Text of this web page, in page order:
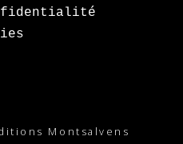
Montsalvens